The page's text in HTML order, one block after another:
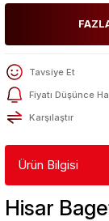
Tavsiye Et
Fiyatı Düşünce
Karşılaştır
Ürün Bilgisi
Hisar